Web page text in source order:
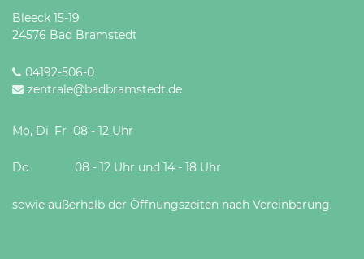
Bleeck 15-19
24576 Bad Bramstedt
04192-506-0
zentrale@badbramstedt.de
Mo, Di, Fr 08 - 12 Uhr
Do 08 - 12 Uhr und 14 - 18 Uhr
sowie außerhalb der Öffnungszeiten nach Vereinbarung.